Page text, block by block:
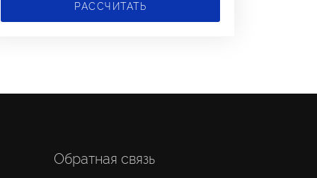
РАССЧИТАТЬ
Обратная связь